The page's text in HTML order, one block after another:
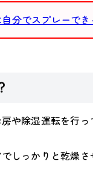
分でスプレーで
や除湿運転を行
しっかりと乾燥